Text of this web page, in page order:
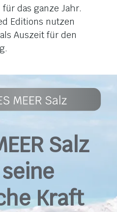
das ganze Jahr.
Editions nutzen
Auszeit für den
Salz
Kraft